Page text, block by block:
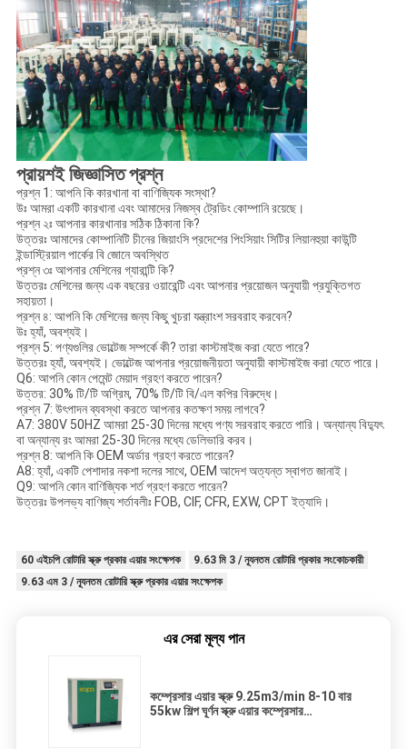
প্রায়শই জিজ্ঞাসিত প্রশ্ন
প্রশ্ন 1: আপনি কি কারখানা বা বাণিজ্যিক সংস্থা?
উঃ আমরা একটি কারখানা এবং আমাদের নিজস্ব ট্রেডিং কোম্পানি রয়েছে।
প্রশ্ন ২ঃ আপনার কারখানার সঠিক ঠিকানা কি?
উত্তরঃ আমাদের কোম্পানিটি চীনের জিয়াংসি প্রদেশের পিংসিয়াং সিটির লিয়ানহুয়া কাউন্টি
ইন্ডাস্ট্রিয়াল পার্কের বি জোনে অবস্থিত
প্রশ্ন ৩ঃ আপনার মেশিনের গ্যারান্টি কি?
উত্তরঃ মেশিনের জন্য এক বছরের ওয়ারেন্টি এবং আপনার প্রয়োজন অনুযায়ী প্রযুক্তিগত
সহায়তা।
প্রশ্ন ৪: আপনি কি মেশিনের জন্য কিছু খুচরা যন্ত্রাংশ সরবরাহ করবেন?
উঃ হ্যাঁ, অবশ্যই।
প্রশ্ন 5: পণ্যগুলির ভোল্টেজ সম্পর্কে কী? তারা কাস্টমাইজ করা যেতে পারে?
উত্তরঃ হ্যাঁ, অবশ্যই। ভোল্টেজ আপনার প্রয়োজনীয়তা অনুযায়ী কাস্টমাইজ করা যেতে পারে।
Q6: আপনি কোন পেমেন্ট মেয়াদ গ্রহণ করতে পারেন?
উত্তর: 30% টি/টি অগ্রিম, 70% টি/টি বি/এল কপির বিরুদ্ধে।
প্রশ্ন 7: উৎপাদন ব্যবস্থা করতে আপনার কতক্ষণ সময় লাগবে?
A7: 380V 50HZ আমরা 25-30 দিনের মধ্যে পণ্য সরবরাহ করতে পারি। অন্যান্য বিদ্যুৎ
বা অন্যান্য রং আমরা 25-30 দিনের মধ্যে ডেলিভারি করব।
প্রশ্ন 8: আপনি কি OEM অর্ডার গ্রহণ করতে পারেন?
A8: হ্যাঁ, একটি পেশাদার নকশা দলের সাথে, OEM আদেশ অত্যন্ত স্বাগত জানাই।
Q9: আপনি কোন বাণিজ্যিক শর্ত গ্রহণ করতে পারেন?
উত্তরঃ উপলভ্য বাণিজ্য শর্তাবলীঃ FOB, CIF, CFR, EXW, CPT ইত্যাদি।
60 এইচপি রোটারি স্ক্রু প্রকার এয়ার সংক্ষেপক
9.63 মি 3 / ন্যূনতম রোটারি প্রকার সংকোচকারী
9.63 এম 3 / ন্যূনতম রোটারি স্ক্রু প্রকার এয়ার সংক্ষেপক
এর সেরা মূল্য পান
কম্প্রেসার এয়ার স্ক্রু 9.25m3/min 8-10 বার
55kw শিল্প ঘূর্ণন স্ক্রু এয়ার কম্প্রেসার